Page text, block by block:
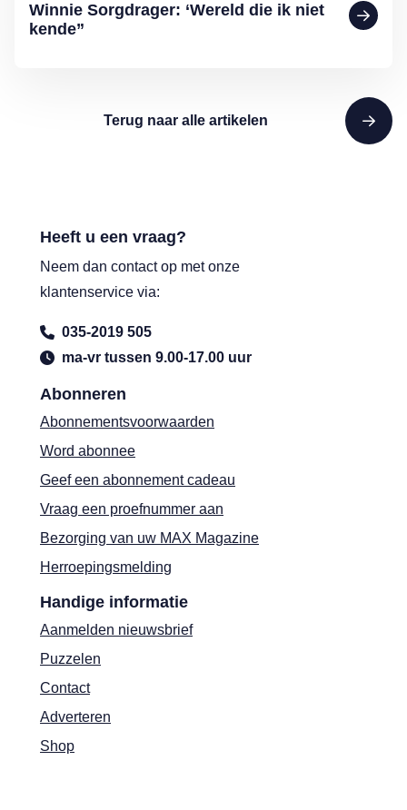
Winnie Sorgdrager: ‘Wereld die ik niet
kende”
Terug naar alle artikelen
Abonneren
Abonnementsvoorwaarden
Word abonnee
Geef een abonnement cadeau
Vraag een proefnummer aan
Bezorging van uw MAX Magazine
Herroepingsmelding
Handige informatie
Aanmelden nieuwsbrief
Puzzelen
Contact
Adverteren
Shop
Heeft u een vraag?
Neem dan contact op met onze
klantenservice via:
035-2019 505
ma-vr tussen 9.00-17.00 uur